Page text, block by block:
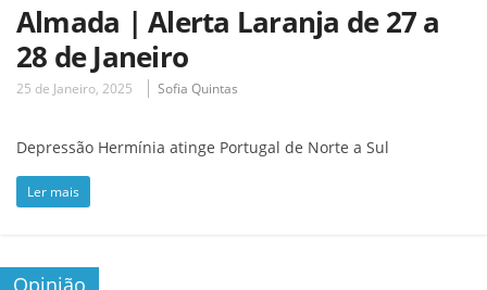
Almada | Alerta Laranja de 27 a
28 de Janeiro
25 de Janeiro, 2025 Sofia Quintas
Depressão Hermínia atinge Portugal de Norte a Sul
Ler mais
Opinião